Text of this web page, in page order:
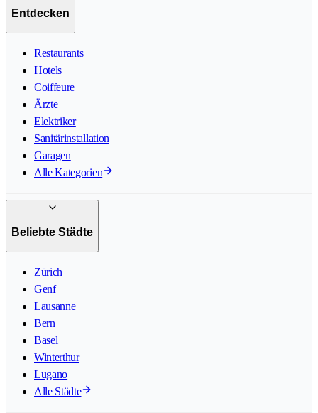
Entdecken
Restaurants
Hotels
Coiffeure
Ärzte
Elektriker
Sanitärinstallation
Garagen
Alle Kategorien
Beliebte Städte
Zürich
Genf
Lausanne
Bern
Basel
Winterthur
Lugano
Alle Städte